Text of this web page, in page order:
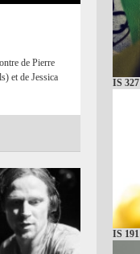
IS
IS
de Pierre
et de Jessica